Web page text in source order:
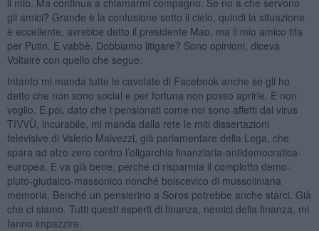
gli amici? Grande è la confusione sotto il cielo, quindi la situazione
è eccellente, avrebbe detto il presidente Mao, ma il mio amico tifa
per Putin. E vabbè. Dobbiamo litigare? Sono opinioni, diceva
Voltaire con quello che segue.
Intanto mi manda tutte le cavolate di Facebook anche se gli ho
detto che non sono social e per fortuna non posso aprirle. E non
voglio. E poi, dato che i pensionati come noi sono affetti dal virus
TIVVÙ, incurabile, mi manda dalla rete le miti dissertazioni
televisive di Valerio Malvezzi, già parlamentare della Lega, che
spara ad alzo zero contro l’oligarchia finanziaria-antidemocratica-
europea. E va già bene, perché ci risparmia il complotto demo-
pluto-giudaico-massonico nonché bolscevico di mussoliniana
memoria. Benché un pensierino a Soros potrebbe anche starci. Già
che ci siamo. Tutti questi esperti di finanza, nemici della finanza, mi
fanno impazzire.